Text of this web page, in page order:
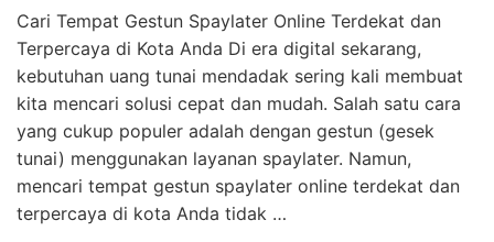
Cari Tempat Gestun Spaylater Online Terdekat dan
Terpercaya di Kota Anda Di era digital sekarang,
kebutuhan uang tunai mendadak sering kali membuat
kita mencari solusi cepat dan mudah. Salah satu cara
yang cukup populer adalah dengan gestun (gesek
tunai) menggunakan layanan spaylater. Namun,
mencari tempat gestun spaylater online terdekat dan
terpercaya di kota Anda tidak …